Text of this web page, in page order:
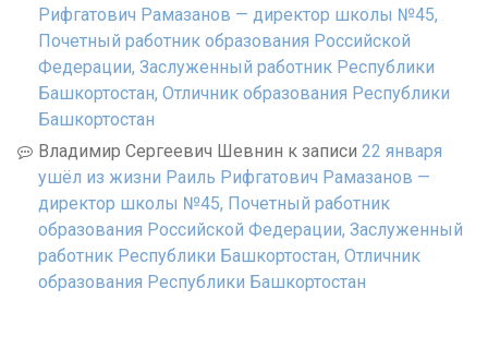
Рифгатович Рамазанов — директор школы №45,
Почетный работник образования Российской
Федерации, Заслуженный работник Республики
Башкортостан, Отличник образования Республики
Башкортостан
Владимир Сергеевич Шевнин к записи 22 января
ушёл из жизни Раиль Рифгатович Рамазанов —
директор школы №45, Почетный работник
образования Российской Федерации, Заслуженный
работник Республики Башкортостан, Отличник
образования Республики Башкортостан